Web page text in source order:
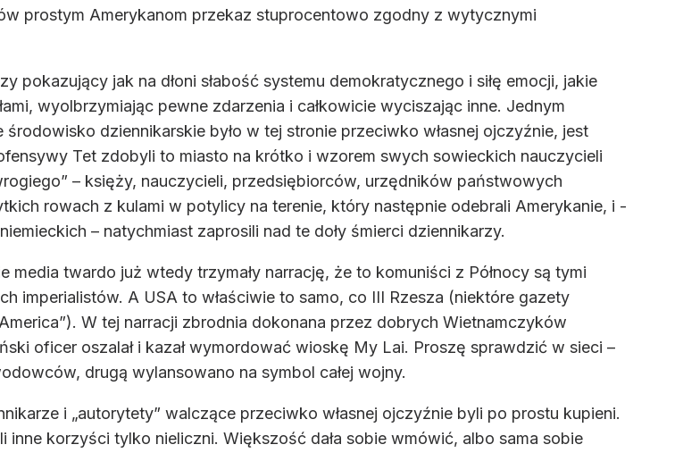
prostym Amerykanom przekaz stuprocentowo zgodny z wytycznymi
jak na dłoni słabość systemu demokratycznego i siłę emocji, jakie
wyolbrzymiając pewne zdarzenia i całkowicie wyciszając inne. Jednym
dziennikarskie było w tej stronie przeciwko własnej ojczyźnie, jest
Tet zdobyli to miasto na krótko i wzorem swych sowieckich nauczycieli
– księży, nauczycieli, przedsiębiorców, urzędników państwowych
rowach z kulami w potylicy na terenie, który następnie odebrali Amerykanie, i -
– natychmiast zaprosili nad te doły śmierci dziennikarzy.
media twardo już wtedy trzymały narrację, że to komuniści z Północy są tymi
imperialistów. A USA to właściwie to samo, co III Rzesza (niektóre gazety
W tej narracji zbrodnia dokonana przez dobrych Wietnamczyków
oficer oszalał i kazał wymordować wioskę My Lai. Proszę sprawdzić w sieci –
drugą wylansowano na symbol całej wojny.
i „autorytety” walczące przeciwko własnej ojczyźnie byli po prostu kupieni.
korzyści tylko nieliczni. Większość dała sobie wmówić, albo sama sobie